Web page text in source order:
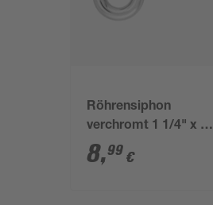
Röhrensiphon
verchromt 1 1/4" x 32
mm
8,99 €